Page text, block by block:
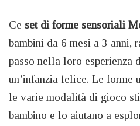
Ce set di forme sensoriali
bambini da 6 mesi a 3 anni,
passo nella loro esperienza
un’infanzia felice. Le forme
le varie modalità di gioco
bambino e lo aiutano a